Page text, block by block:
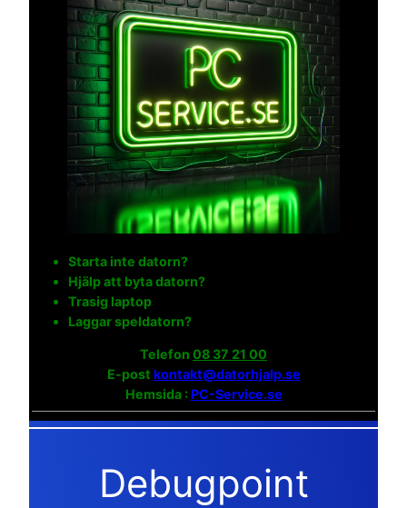
Starta inte datorn?
Hjälp att byta datorn?
Trasig laptop
Laggar speldatorn?
Telefon 08 37 21 00
E-post kontakt@datorhjalp.se
Hemsida :PC-Service.se
Debugpoint